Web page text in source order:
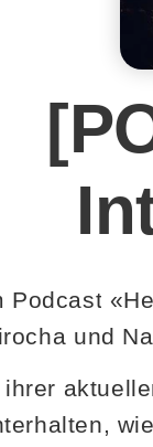
Podcast
und
ihrer